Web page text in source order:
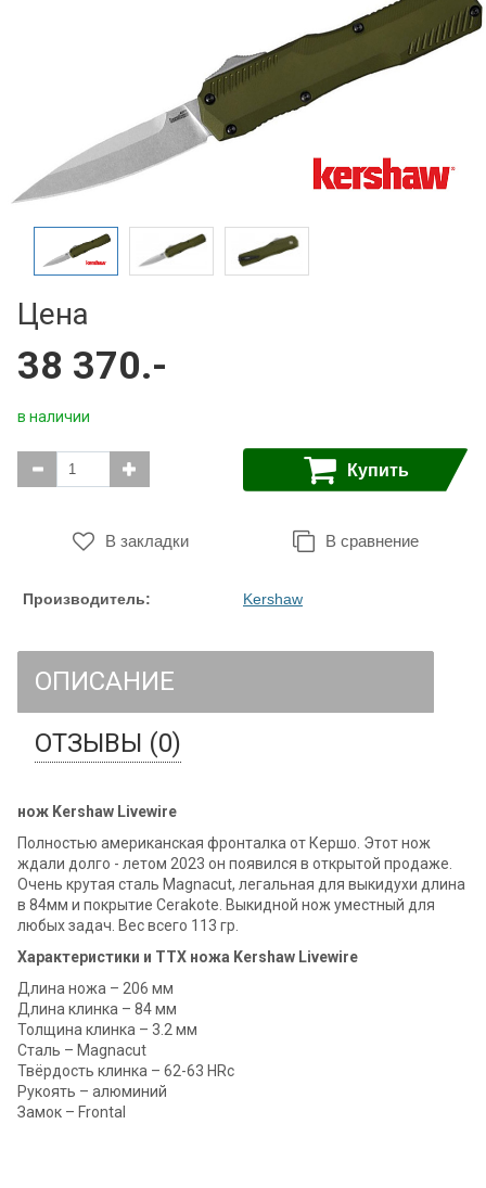
Цена
38 370.-
в наличии
Купить
В закладки В сравнение
Производитель: Kershaw
ОПИСАНИЕ
ОТЗЫВЫ (0)
нож Kershaw Livewire
Полностью американская фронталка от Кершо. Этот нож
ждали долго - летом 2023 он появился в открытой продаже.
Очень крутая сталь Magnacut, легальная для выкидухи длина
в 84мм и покрытие Cerakote. Выкидной нож уместный для
любых задач. Вес всего 113 гр.
Характеристики и ТТХ ножа Kershaw Livewire
Длина ножа – 206 мм
Длина клинка – 84 мм
Толщина клинка – 3.2 мм
Сталь – Magnacut
Твёрдость клинка – 62-63 HRc
Рукоять – алюминий
Замок – Frontal